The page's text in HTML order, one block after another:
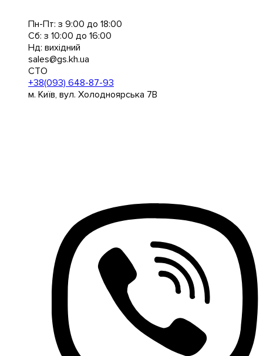
Пн-Пт: з 9:00 до 18:00
Сб: з 10:00 до 16:00
Нд: вихідний
sales@gs.kh.ua
СТО
+38(093) 648-87-93
м. Київ, вул. Холодноярська 7В